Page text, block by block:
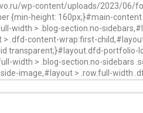
wp-content/uploads/2023/06/
{min-height: 160px;}#main-
width > .blog-section.no-
.dfd-content-wrap:first-
transparent;}#layout.dfd-
> .blog-section.no-sidebars
image,#layout > .row.full-width